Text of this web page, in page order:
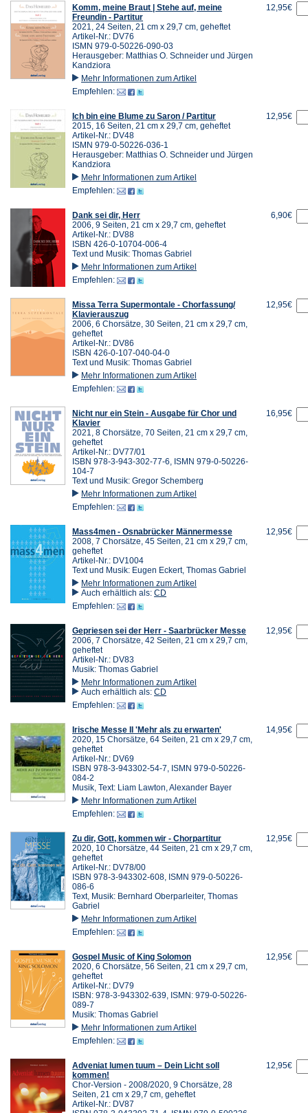
Komm, meine Braut | Stehe auf, meine
Freundin - Partitur
2021, 24 Seiten, 21 cm x 29,7 cm, geheftet
Artikel-Nr.: DV76
ISMN 979-0-50226-090-03
Herausgeber: Matthias O. Schneider und Jürgen
Kandziora
Mehr Informationen zum Artikel
Empfehlen:
12,95€
Ich bin eine Blume zu Saron / Partitur
2015, 16 Seiten, 21 cm x 29,7 cm, geheftet
Artikel-Nr.: DV48
ISMN 979-0-50226-036-1
Herausgeber: Matthias O. Schneider und Jürgen
Kandziora
Mehr Informationen zum Artikel
Empfehlen:
12,95€
Dank sei dir, Herr
2006, 9 Seiten, 21 cm x 29,7 cm, geheftet
Artikel-Nr.: DV88
ISBN 426-0-10704-006-4
Text und Musik: Thomas Gabriel
Mehr Informationen zum Artikel
Empfehlen:
6,90€
Missa Terra Supermontale - Chorfassung/
Klavierauszug
2006, 6 Chorsätze, 30 Seiten, 21 cm x 29,7 cm,
geheftet
Artikel-Nr.: DV86
ISBN 426-0-107-040-04-0
Text und Musik: Thomas Gabriel
Mehr Informationen zum Artikel
Empfehlen:
12,95€
Nicht nur ein Stein - Ausgabe für Chor und
Klavier
2021, 8 Chorsätze, 70 Seiten, 21 cm x 29,7 cm,
geheftet
Artikel-Nr.: DV77/01
ISBN 978-3-943-302-77-6, ISMN 979-0-50226-
104-7
Text und Musik: Gregor Schemberg
Mehr Informationen zum Artikel
Empfehlen:
16,95€
Mass4men - Osnabrücker Männermesse
2008, 7 Chorsätze, 45 Seiten, 21 cm x 29,7 cm,
geheftet
Artikel-Nr.: DV1004
Text und Musik: Eugen Eckert, Thomas Gabriel
Mehr Informationen zum Artikel
Auch erhältlich als: CD
Empfehlen:
12,95€
Gepriesen sei der Herr - Saarbrücker Messe
2006, 7 Chorsätze, 42 Seiten, 21 cm x 29,7 cm,
geheftet
Artikel-Nr.: DV83
Musik: Thomas Gabriel
Mehr Informationen zum Artikel
Auch erhältlich als: CD
Empfehlen:
12,95€
Irische Messe II 'Mehr als zu erwarten'
2020, 15 Chorsätze, 64 Seiten, 21 cm x 29,7 cm,
geheftet
Artikel-Nr.: DV69
ISBN 978-3-943302-54-7, ISMN 979-0-50226-
084-2
Musik, Text: Liam Lawton, Alexander Bayer
Mehr Informationen zum Artikel
Empfehlen:
14,95€
Zu dir, Gott, kommen wir - Chorpartitur
2020, 10 Chorsätze, 44 Seiten, 21 cm x 29,7 cm,
geheftet
Artikel-Nr.: DV78/00
ISBN 978-3-943302-608, ISMN 979-0-50226-
086-6
Text, Musik: Bernhard Oberparleiter, Thomas
Gabriel
Mehr Informationen zum Artikel
Empfehlen:
12,95€
Gospel Music of King Solomon
2020, 6 Chorsätze, 56 Seiten, 21 cm x 29,7 cm,
geheftet
Artikel-Nr.: DV79
ISBN: 978-3-943302-639, ISMN: 979-0-50226-
089-7
Musik: Thomas Gabriel
Mehr Informationen zum Artikel
Empfehlen:
12,95€
Adveniat lumen tuum – Dein Licht soll
kommen!
Chor-Version - 2008/2020, 9 Chorsätze, 28
Seiten, 21 cm x 29,7 cm, geheftet
Artikel-Nr.: DV87
12,95€